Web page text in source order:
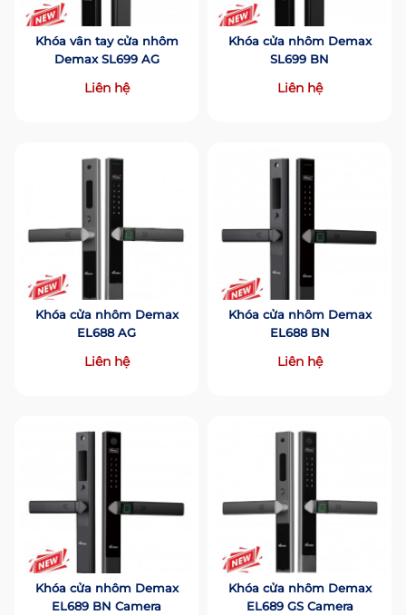
Khóa vân tay cửa nhôm
Demax SL699 AG
Liên hệ
Khóa cửa nhôm Demax
SL699 BN
Liên hệ
Khóa cửa nhôm Demax
EL688 AG
Liên hệ
Khóa cửa nhôm Demax
EL688 BN
Liên hệ
Khóa cửa nhôm Demax
EL689 BN Camera
Khóa cửa nhôm Demax
EL689 GS Camera